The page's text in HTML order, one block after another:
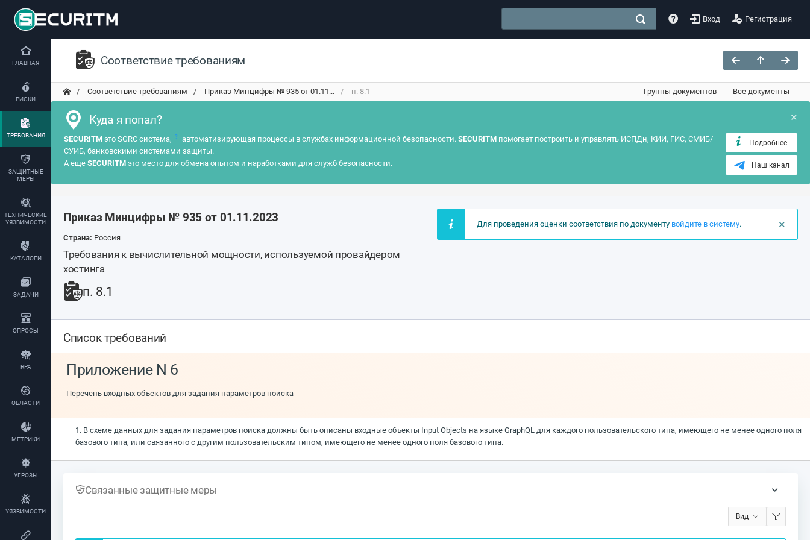
Вход Регистрация
ГЛАВНАЯ
РИСКИ
ТРЕБОВАНИЯ
ЗАЩИТНЫЕ
МЕРЫ
ТЕХНИЧЕСКИЕ
УЯЗВИМОСТИ
КАТАЛОГИ
ЗАДАЧИ
ОПРОСЫ
RPA
ОБЛАСТИ
МЕТРИКИ
УГРОЗЫ
УЯЗВИМОСТИ
Соответствие требованиям
Соответствие требованиям Приказ Минцифры № 935 от 01.11... п. 8.1 Группы документов Все документы
×
Куда я попал?
SECURITM это SGRC система, ? автоматизирующая процессы в службах информационной безопасности. SECURITMпомогает построить и управлять ИСПДн, КИИ, ГИС, СМИБ/
СУИБ, банковскими системами защиты.
А еще SECURITM это место для обмена опытом и наработками для служб безопасности.
Подробнее
Наш канал
Приказ Минцифры № 935 от 01.11.2023
Страна: Россия
Требования к вычислительной мощности, используемой провайдером
хостинга
п. 8.1
×
Для проведения оценки соответствия по документу войдите в систему.
Список требований
Приложение N 6
Перечень входных объектов для задания параметров поиска
1. В схеме данных для задания параметров поиска должны быть описаны входные объекты Input Objects на языке GraphQL для каждого пользовательского типа, имеющего не менее одного поля
базового типа, или связанного с другим пользовательским типом, имеющего не менее одного поля базового типа.
Связанные защитные меры
Вид